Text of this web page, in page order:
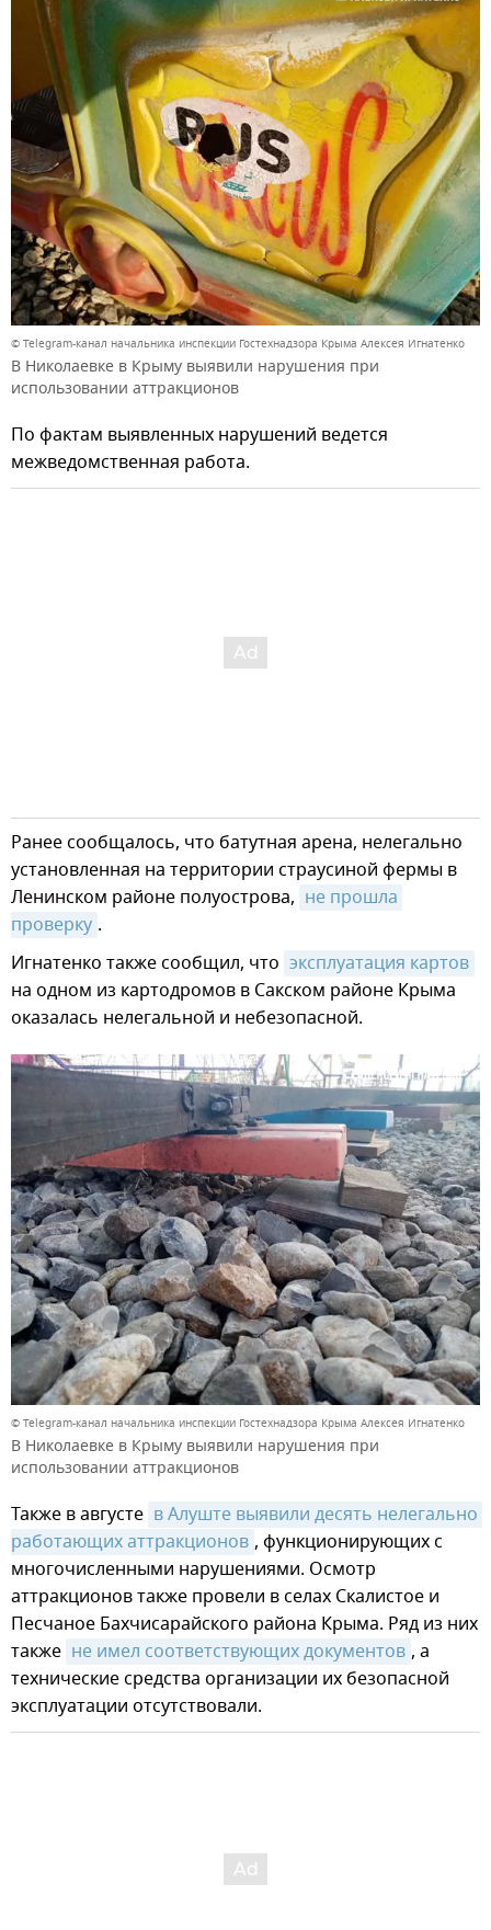
© Telegram-канал начальника инспекции Гостехнадзора Крыма Алексея Игнатенко
В Николаевке в Крыму выявили нарушения при
использовании аттракционов
По фактам выявленных нарушений ведется
межведомственная работа.
Ранее сообщалось, что батутная арена, нелегально
установленная на территории страусиной фермы в
Ленинском районе полуострова, не прошла
проверку .
Игнатенко также сообщил, что эксплуатация картов
на одном из картодромов в Сакском районе Крыма
оказалась нелегальной и небезопасной.
© Telegram-канал начальника инспекции Гостехнадзора Крыма Алексея Игнатенко
В Николаевке в Крыму выявили нарушения при
использовании аттракционов
Также в августе в Алуште выявили десять нелегально
работающих аттракционов , функционирующих с
многочисленными нарушениями. Осмотр
аттракционов также провели в селах Скалистое и
Песчаное Бахчисарайского района Крыма. Ряд из них
также не имел соответствующих документов , а
технические средства организации их безопасной
эксплуатации отсутствовали.